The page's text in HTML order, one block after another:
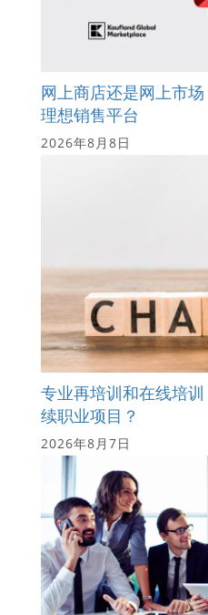
网上商店还是网上市
理想销售平台
2026年8月8日
专业再培训和在线培
续职业项目？
2026年8月7日